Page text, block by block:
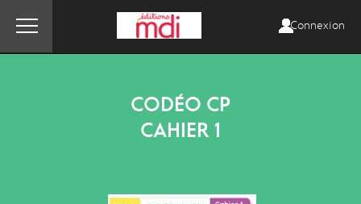
Connexion
CODÉO CP
CAHIER 1